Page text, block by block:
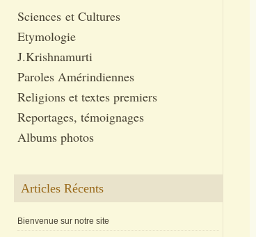
Sciences et Cultures
Etymologie
J.Krishnamurti
Paroles Amérindiennes
Religions et textes premiers
Reportages, témoignages
Albums photos
Articles Récents
Bienvenue sur notre site